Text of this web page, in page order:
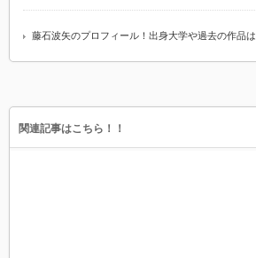
藤石波矢のプロフィール！出身大学や過去の作品は
関連記事はこちら！！